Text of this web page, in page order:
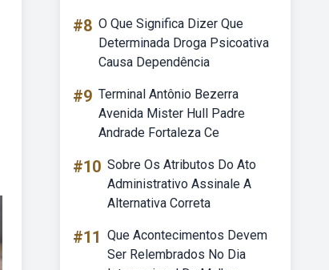
#8 O Que Significa Dizer Que
Determinada Droga Psicoativa
Causa Dependência
#9 Terminal Antônio Bezerra
Avenida Mister Hull Padre
Andrade Fortaleza Ce
#10 Sobre Os Atributos Do Ato
Administrativo Assinale A
Alternativa Correta
#11 Que Acontecimentos Devem
Ser Relembrados No Dia